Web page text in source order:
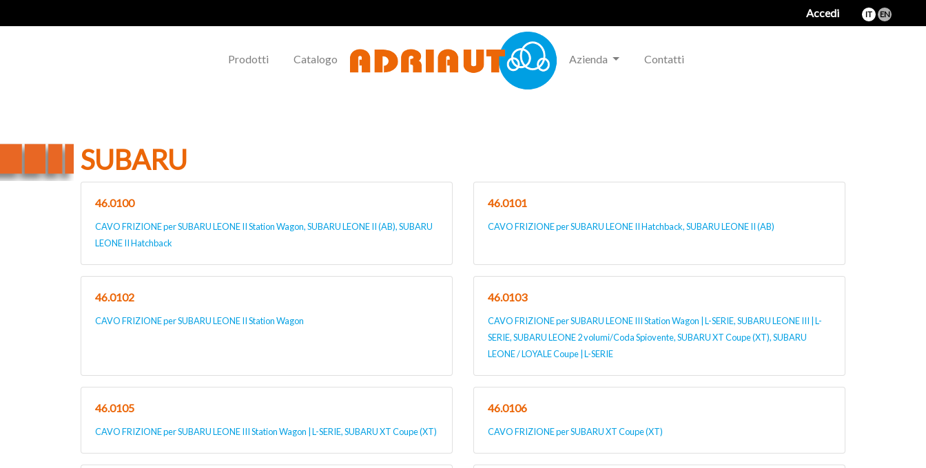
Accedi IT EN
Prodotti Catalogo Azienda Contatti
SUBARU
46.0100
CAVO FRIZIONE per SUBARU LEONE II Station Wagon, SUBARU LEONE II (AB), SUBARU
LEONE II Hatchback
46.0101
CAVO FRIZIONE per SUBARU LEONE II Hatchback, SUBARU LEONE II (AB)
46.0102
CAVO FRIZIONE per SUBARU LEONE II Station Wagon
46.0103
CAVO FRIZIONE per SUBARU LEONE III Station Wagon | L-SERIE, SUBARU LEONE III | L-
SERIE, SUBARU LEONE 2 volumi/Coda Spiovente, SUBARU XT Coupe (XT), SUBARU
LEONE / LOYALE Coupe | L-SERIE
46.0105
CAVO FRIZIONE per SUBARU LEONE III Station Wagon | L-SERIE, SUBARU XT Coupe (XT)
46.0106
CAVO FRIZIONE per SUBARU XT Coupe (XT)